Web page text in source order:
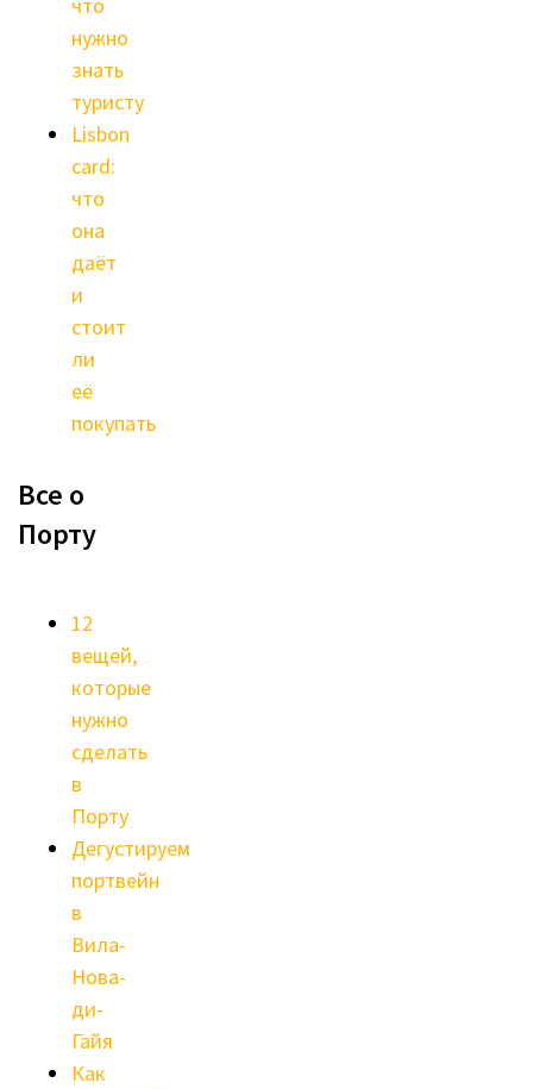
нужно
знать
туристу
Lisbon
card:
что
она
даёт
и
стоит
ли
её
покупать
Все о
Порту
12
вещей,
которые
нужно
сделать
в
Порту
Дегустируем
портвейн
в
Вила-
Нова-
ди-
Гайя
Как